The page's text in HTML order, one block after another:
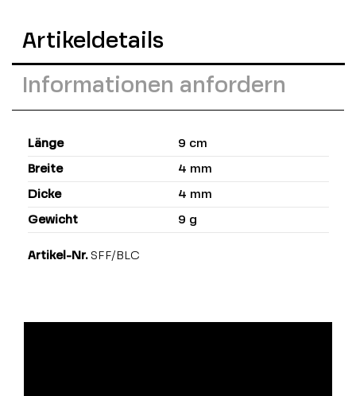
Artikeldetails
Informationen anfordern
Länge 9 cm
Breite 4 mm
Dicke 4 mm
Gewicht 9 g
Artikel-Nr. SFF/BLC